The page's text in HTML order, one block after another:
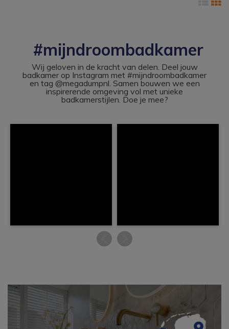
#mijndroombadkamer
Wij geloven in de kracht van delen. Deel jouw
badkamer op Instagram met #mijndroombadkamer
en tag @megadumpnl. Samen bouwen we een
inspirerende omgeving vol met unieke
badkamerstijlen. Doe je mee?